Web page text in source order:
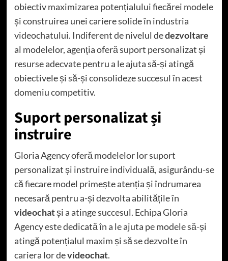
obiectiv maximizarea potențialului fiecărei modele
și construirea unei cariere solide în industria
videochatului. Indiferent de nivelul dedezvoltare
al modelelor, agenția oferă suport personalizat și
resurse adecvate pentru a le ajuta să-și atingă
obiectivele și să-și consolideze succesul în acest
domeniu competitiv.
Suport personalizat și
instruire
Gloria Agency oferă modelelor lor suport
personalizat și instruire individuală, asigurându-se
că fiecare model primește atenția și îndrumarea
necesară pentru a-și dezvolta abilitățile în
videochatși a atinge succesul. Echipa Gloria
Agency este dedicată în a le ajuta pe modele să-și
atingă potențialul maxim și să se dezvolte în
cariera lor devideochat.